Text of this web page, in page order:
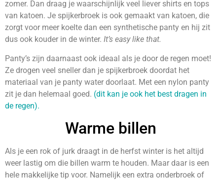
zomer. Dan draag je waarschijnlijk veel liever shirts en tops
van katoen. Je spijkerbroek is ook gemaakt van katoen, die
zorgt voor meer koelte dan een synthetische panty en hij zit
dus ook kouder in de winter. It’s easy like that.
Panty’s zijn daarnaast ook ideaal als je door de regen moet!
Ze drogen veel sneller dan je spijkerbroek doordat het
materiaal van je panty water doorlaat. Met een nylon panty
zit je dan helemaal goed. (dit kan je ook het best dragen in
de regen).
Warme billen
Als je een rok of jurk draagt in de herfst winter is het altijd
weer lastig om die billen warm te houden. Maar daar is een
hele makkelijke tip voor. Namelijk een extra onderbroek of